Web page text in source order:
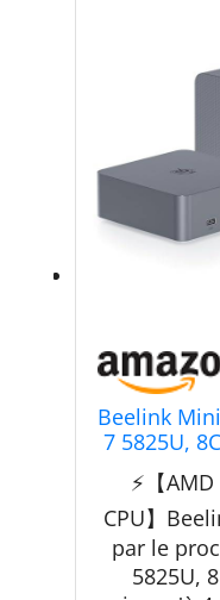
Beelink Mini
7 5825U,
Mini
500GB
Display,
⚡【
CPU】
par le
5825U,